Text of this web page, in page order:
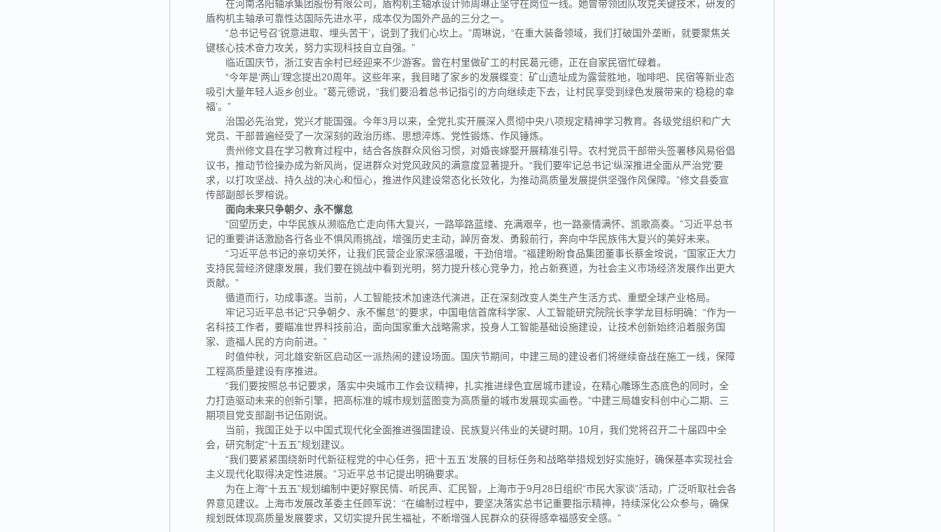
在河南洛阳轴承集团股份有限公司，盾构机主轴承设计师周琳正坚守在岗位一线。她曾带领团队攻克关键技术，研发的
盾构机主轴承可靠性达国际先进水平，成本仅为国外产品的三分之一。
“总书记号召‘锐意进取、埋头苦干’，说到了我们心坎上。”周琳说，“在重大装备领域，我们打破国外垄断，就要聚焦关
键核心技术奋力攻关，努力实现科技自立自强。”
临近国庆节，浙江安吉余村已经迎来不少游客。曾在村里做矿工的村民葛元德，正在自家民宿忙碌着。
“今年是‘两山’理念提出20周年。这些年来，我目睹了家乡的发展蝶变：矿山遗址成为露营胜地，咖啡吧、民宿等新业态
吸引大量年轻人返乡创业。”葛元德说，“我们要沿着总书记指引的方向继续走下去，让村民享受到绿色发展带来的‘稳稳的幸
福’。”
治国必先治党，党兴才能国强。今年3月以来，全党扎实开展深入贯彻中央八项规定精神学习教育。各级党组织和广大
党员、干部普遍经受了一次深刻的政治历练、思想淬炼、党性锻炼、作风锤炼。
贵州修文县在学习教育过程中，结合各族群众风俗习惯，对婚丧嫁娶开展精准引导。农村党员干部带头签署移风易俗倡
议书，推动节俭操办成为新风尚，促进群众对党风政风的满意度显著提升。“我们要牢记总书记‘纵深推进全面从严治党’要
求，以打攻坚战、持久战的决心和恒心，推进作风建设常态化长效化，为推动高质量发展提供坚强作风保障。”修文县委宣
传部副部长罗榕说。
面向未来只争朝夕、永不懈怠
“回望历史，中华民族从濒临危亡走向伟大复兴，一路筚路蓝缕、充满艰辛，也一路豪情满怀、凯歌高奏。”习近平总书
记的重要讲话激励各行各业不惧风雨挑战，增强历史主动，踔厉奋发、勇毅前行，奔向中华民族伟大复兴的美好未来。
“习近平总书记的亲切关怀，让我们民营企业家深感温暖，干劲倍增。”福建盼盼食品集团董事长蔡金垵说，“国家正大力
支持民营经济健康发展，我们要在挑战中看到光明，努力提升核心竞争力，抢占新赛道，为社会主义市场经济发展作出更大
贡献。”
循道而行，功成事遂。当前，人工智能技术加速迭代演进，正在深刻改变人类生产生活方式、重塑全球产业格局。
牢记习近平总书记“只争朝夕、永不懈怠”的要求，中国电信首席科学家、人工智能研究院院长李学龙目标明确：“作为一
名科技工作者，要瞄准世界科技前沿，面向国家重大战略需求，投身人工智能基础设施建设，让技术创新始终沿着服务国
家、造福人民的方向前进。”
时值仲秋，河北雄安新区启动区一派热闹的建设场面。国庆节期间，中建三局的建设者们将继续奋战在施工一线，保障
工程高质量建设有序推进。
“我们要按照总书记要求，落实中央城市工作会议精神，扎实推进绿色宜居城市建设，在精心雕琢生态底色的同时，全
力打造驱动未来的创新引擎，把高标准的城市规划蓝图变为高质量的城市发展现实画卷。”中建三局雄安科创中心二期、三
期项目党支部副书记伍刚说。
当前，我国正处于以中国式现代化全面推进强国建设、民族复兴伟业的关键时期。10月，我们党将召开二十届四中全
会，研究制定“十五五”规划建议。
“我们要紧紧围绕新时代新征程党的中心任务，把‘十五五’发展的目标任务和战略举措规划好实施好，确保基本实现社会
主义现代化取得决定性进展。”习近平总书记提出明确要求。
为在上海“十五五”规划编制中更好察民情、听民声、汇民智，上海市于9月28日组织“市民大家谈”活动，广泛听取社会各
界意见建议。上海市发展改革委主任顾军说：“在编制过程中，要坚决落实总书记重要指示精神，持续深化公众参与，确保
规划既体现高质量发展要求，又切实提升民生福祉，不断增强人民群众的获得感幸福感安全感。”